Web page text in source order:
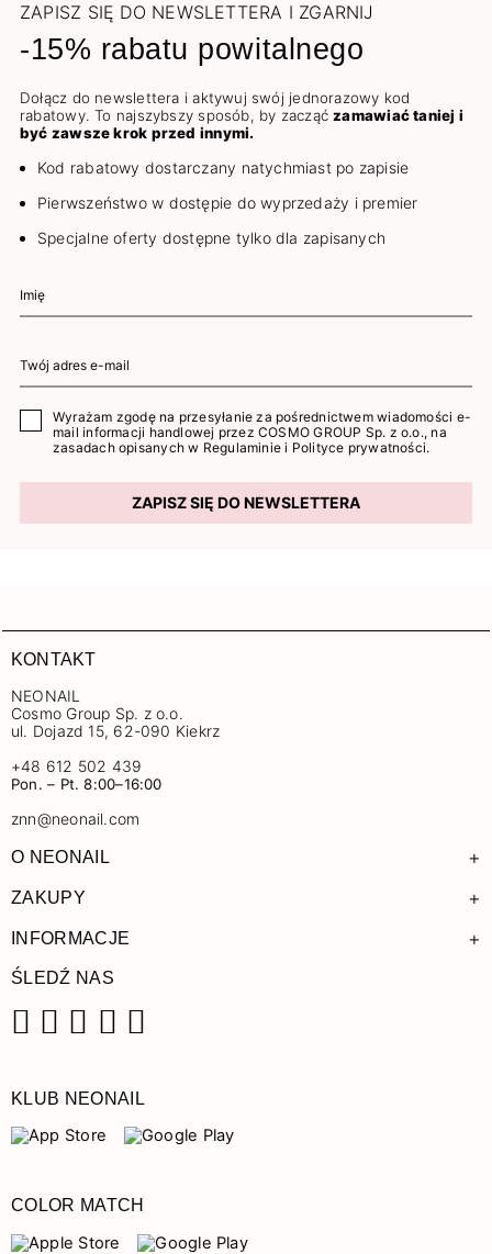
ZAPISZ SIĘ DO NEWSLETTERA I ZGARNIJ
-15% rabatu powitalnego
Dołącz do newslettera i aktywuj swój jednorazowy kod
rabatowy. To najszybszy sposób, by zacząćzamawiać taniej i
być zawsze krok przed innymi.
Kod rabatowy dostarczany natychmiast po zapisie
Pierwszeństwo w dostępie do wyprzedaży i premier
Specjalne oferty dostępne tylko dla zapisanych
Wyrażam zgodę na przesyłanie za pośrednictwem wiadomości e-
mail informacji handlowej przez COSMO GROUP Sp. z o.o., na
zasadach opisanych w Regulaminie i Polityce prywatności.
ZAPISZ SIĘ DO NEWSLETTERA
KONTAKT
NEONAIL
Cosmo Group Sp. z o.o.
ul. Dojazd 15, 62-090 Kiekrz
+48 612 502 439
Pon. – Pt. 8:00–16:00
znn@neonail.com
O NEONAIL +
ZAKUPY +
INFORMACJE +
ŚLEDŹ NAS
KLUB NEONAIL
COLOR MATCH